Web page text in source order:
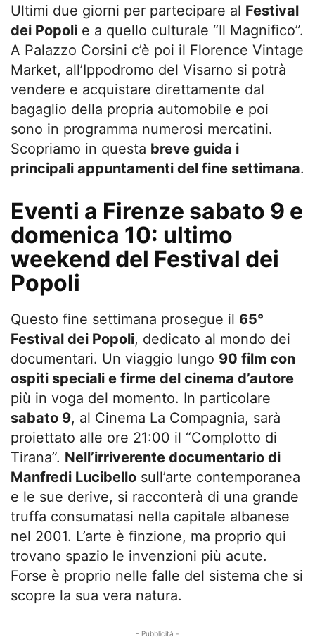
Ultimi due giorni per partecipare al Festival
dei Popoli e a quello culturale “Il Magnifico”.
A Palazzo Corsini c’è poi il Florence Vintage
Market, all’Ippodromo del Visarno si potrà
vendere e acquistare direttamente dal
bagaglio della propria automobile e poi
sono in programma numerosi mercatini.
Scopriamo in questa breve guida i
principali appuntamenti del fine settimana.
Eventi a Firenze sabato 9 e
domenica 10: ultimo
weekend del Festival dei
Popoli
Questo fine settimana prosegue il 65°
Festival dei Popoli, dedicato al mondo dei
documentari. Un viaggio lungo 90 film con
ospiti speciali e firme del cinema d’autore
più in voga del momento. In particolare
sabato 9, al Cinema La Compagnia, sarà
proiettato alle ore 21:00 il “Complotto di
Tirana”. Nell’irriverente documentario di
Manfredi Lucibello sull’arte contemporanea
e le sue derive, si racconterà di una grande
truffa consumatasi nella capitale albanese
nel 2001. L’arte è finzione, ma proprio qui
trovano spazio le invenzioni più acute.
Forse è proprio nelle falle del sistema che si
scopre la sua vera natura.
- Pubblicità -